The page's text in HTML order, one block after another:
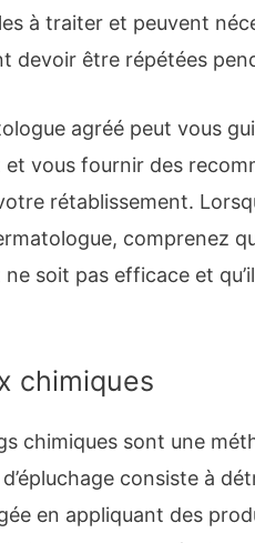
à traiter et peuvent
devoir être répétées
agréé peut vous
vous fournir des
rétablissement.
comprenez
soit pas efficace et
chimiques
chimiques sont une
consiste à
en appliquant des